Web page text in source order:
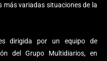
más variadas situaciones de la
dirigida por un equipo de
del Grupo Multidiarios, en